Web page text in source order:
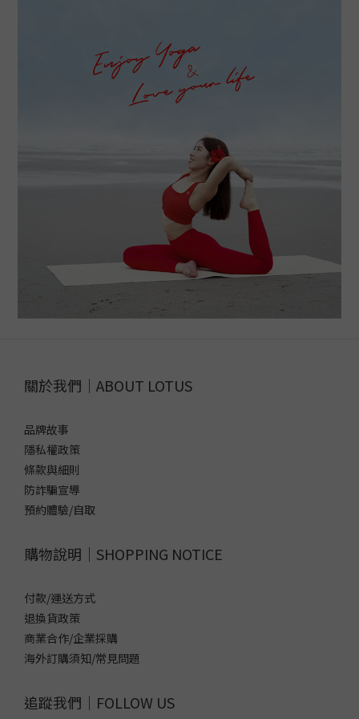
關於我們｜ABOUT LOTUS
品牌故事
隱私權政策
條款與細則
防詐騙宣導
預約體驗/自取
購物說明｜SHOPPING NOTICE
付款/運送方式
退換貨政策
商業合作/企業採購
海外訂購須知/常見問題
追蹤我們｜FOLLOW US